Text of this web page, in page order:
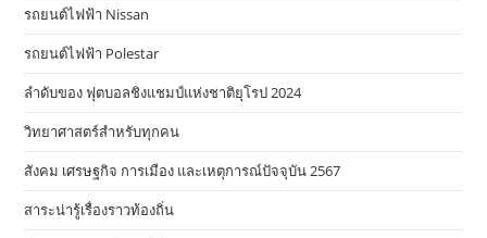
รถยนต์ไฟฟ้า Nissan
รถยนต์ไฟฟ้า Polestar
ลำดับของ ฟุตบอลชิงแชมป์แห่งชาติยุโรป 2024
วิทยาศาสตร์สำหรับทุกคน
สังคม เศรษฐกิจ การเมือง และเหตุการณ์ปัจจุบัน 2567
สาระน่ารู้เรื่องราวท้องถิ่น